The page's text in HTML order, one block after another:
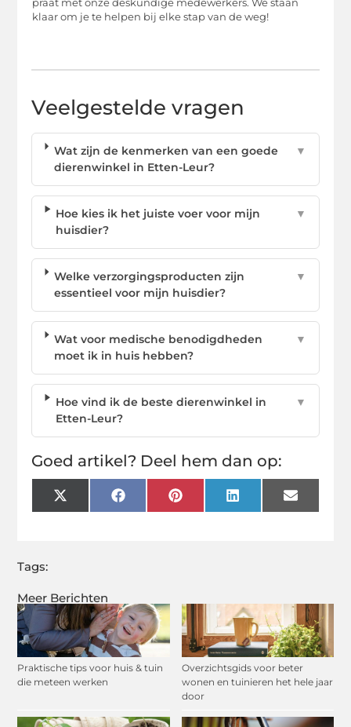
Meer Berichten
Praktische tips voor huis & tuin
die meteen werken
Overzichtsgids voor beter
wonen en tuinieren het hele jaar
door
praat met onze deskundige medewerkers. We staan
klaar om je te helpen bij elke stap van de weg!
Veelgestelde vragen
Wat zijn de kenmerken van een goede
dierenwinkel in Etten-Leur?
▼
Hoe kies ik het juiste voer voor mijn
huisdier?
▼
Welke verzorgingsproducten zijn
essentieel voor mijn huisdier?
▼
Wat voor medische benodigdheden
moet ik in huis hebben?
▼
Hoe vind ik de beste dierenwinkel in
Etten-Leur?
▼
Goed artikel? Deel hem dan op:
X
(Twitter)
FacebookPinterest LinkedIn Email
Tags: